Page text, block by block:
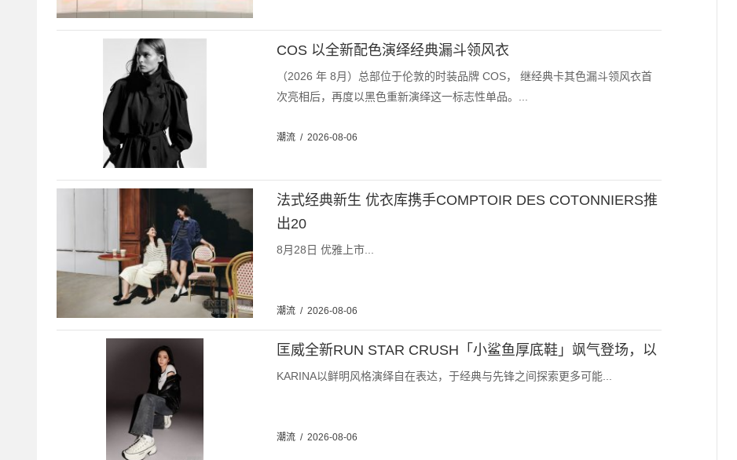
COS 以全新配色演绎经典漏斗领风衣
（2026 年 8月）总部位于伦敦的时装品牌 COS， 继经典卡其色漏斗领风衣首
次亮相后，再度以黑色重新演绎这一标志性单品。...
潮流 / 2026-08-06
法式经典新生 优衣库携手COMPTOIR DES COTONNIERS推
出20
8月28日 优雅上市...
潮流 / 2026-08-06
匡威全新RUN STAR CRUSH「小鲨鱼厚底鞋」飒气登场，以
KARINA以鲜明风格演绎自在表达，于经典与先锋之间探索更多可能...
潮流 / 2026-08-06